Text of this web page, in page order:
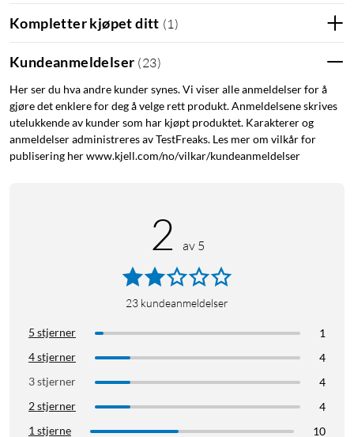
Kompletter kjøpet ditt (1 )
Kundeanmeldelser (23)
Her ser du hva andre kunder synes. Vi viser alle anmeldelser for å
gjøre det enklere for deg å velge rett produkt. Anmeldelsene skrives
utelukkende av kunder som har kjøpt produktet. Karakterer og
anmeldelser administreres av TestFreaks. Les mer om vilkår for
publisering her www.kjell.com/no/vilkar/kundeanmeldelser
2 av 5
23 kundeanmeldelser
5 stjerner
1
4 stjerner
4
3 stjerner
4
2 stjerner
4
1 stjerne
10